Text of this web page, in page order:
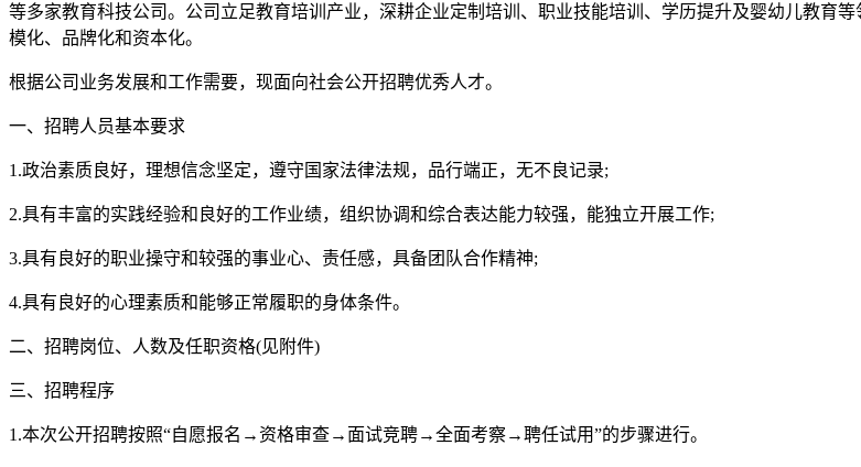
等多家教育科技公司。公司立足教育培训产业，深耕企业定制培训、职业技能培训、学历提升及婴幼儿教育
模化、品牌化和资本化。
根据公司业务发展和工作需要，现面向社会公开招聘优秀人才。
一、招聘人员基本要求
1.政治素质良好，理想信念坚定，遵守国家法律法规，品行端正，无不良记录;
2.具有丰富的实践经验和良好的工作业绩，组织协调和综合表达能力较强，能独立开展工作;
3.具有良好的职业操守和较强的事业心、责任感，具备团队合作精神;
4.具有良好的心理素质和能够正常履职的身体条件。
二、招聘岗位、人数及任职资格(见附件)
三、招聘程序
1.本次公开招聘按照“自愿报名→资格审查→面试竞聘→全面考察→聘任试用”的步骤进行。